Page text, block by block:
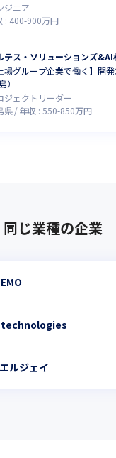
ジニア
: 400-900万円
テス・ソリューションズ&AI
場グループ企業で働く】開
）
ジェクトリーダー
県
年収 :550-850万円
同じ業種の企業
technologies
ルジェイ